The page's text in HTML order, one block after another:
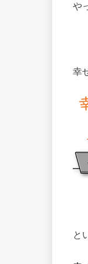
や
幸
と